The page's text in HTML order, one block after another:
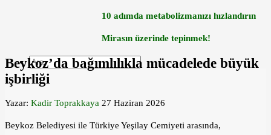
10 adımda metabolizmanızı hızlandırın
Mirasın üzerinde tepinmek!
Beykoz’da bağımlılıkla mücadelede büyük
işbirliği
Yazar: Kadir Toprakkaya 27 Haziran 2026
Beykoz Belediyesi ile Türkiye Yeşilay Cemiyeti arasında,